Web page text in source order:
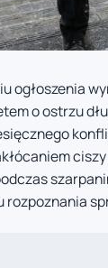
ogłoszenia
o ostrzu
rozpoznania